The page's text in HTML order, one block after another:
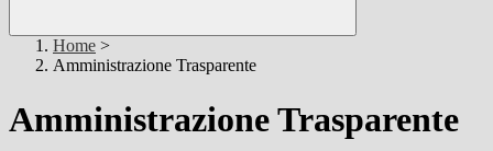
Home >
Amministrazione Trasparente
Amministrazione Trasparente